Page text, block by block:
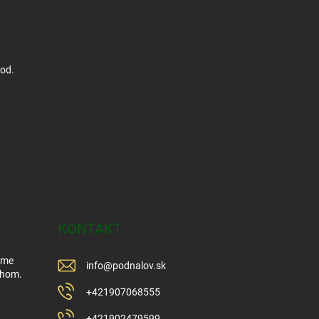
KONTAKT
info@podnalov.sk
+421907068555